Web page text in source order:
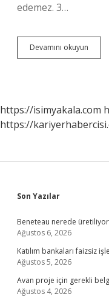
edemez. 3…
Devamını okuyun
Hangi
https://isimyakala.com
https://
Sidebar
Son Yazılar
Beneteau nerede
Ağustos 6, 2026
Katılım bankaları faizsiz
Ağustos 5, 2026
Avan proje için gerekli
Ağustos 4, 2026